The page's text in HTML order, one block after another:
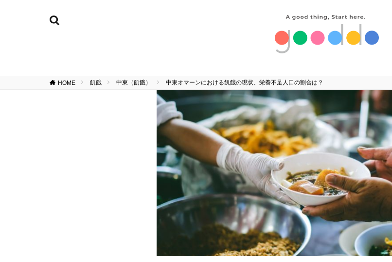
HOME 飢餓 中東（飢餓） 中東オマーンにおける飢餓の現状、栄養不足人口の割合は？